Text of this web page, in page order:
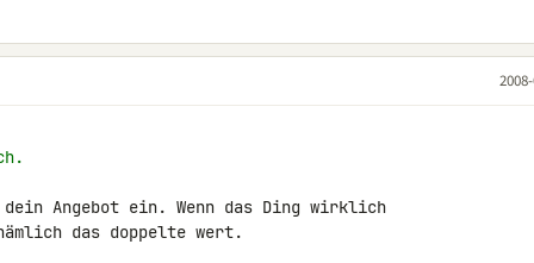
Angebot ein. Wenn das Ding wirklich
das doppelte wert.